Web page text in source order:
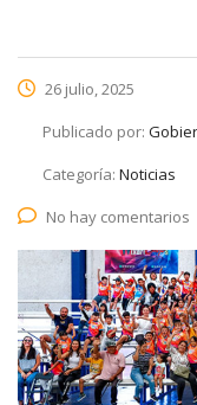
26 julio, 2025
Publicado por:
Categoría: Noticias
No hay comentarios